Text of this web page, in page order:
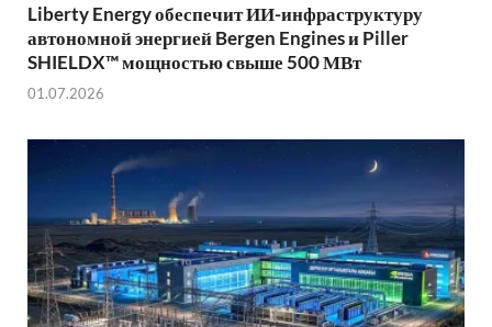
Liberty Energy обеспечит ИИ-инфраструктуру
автономной энергией Bergen Engines и Piller
SHIELDX™ мощностью свыше 500 МВт
01.07.2026